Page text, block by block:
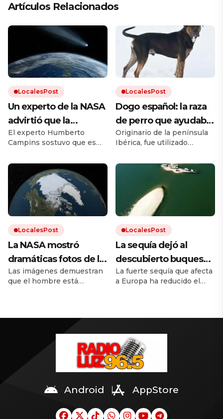
Artículos Relacionados
LocalesPost
Un experto de la NASA
advirtió que la
humanidad debe
prepararse para el
impacto de un
asteroide: «Volverá a
ocurrir»
El experto Humberto
Campins sostuvo que es
de defensa planetaria para
evitar un fenómeno como
el que extinguió a los
dinosaurios.
LocalesPost
Dogo español: la raza
de perro que ayudaba
en los campos y que
está en proceso de
recuperación
Originario de la península
Ibérica, fue utilizado
de trabajo. Debido a los
cruces con otras razas y a la
falta de un estándar oficial,
el dogo español estuvo al
borde la extinción.
LocalesPost
La NASA mostró
dramáticas fotos de la
Tierra antes y después
del cambio climático
Las imágenes demuestran
que el hombre está
desmontes. Y la
LocalesPost
La sequía dejó al
descubierto buques
de guerra nazis
hundidos en un río
La fuerte sequía que afecta
a Europa ha reducido el
los restos de decenas de
hundidos durante la
Segunda Guerra Mundial.
Android AppStore